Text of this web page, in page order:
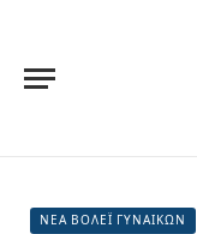
ΝΕΑ ΒΟΛΕΪ ΓΥΝΑΙΚΩΝ